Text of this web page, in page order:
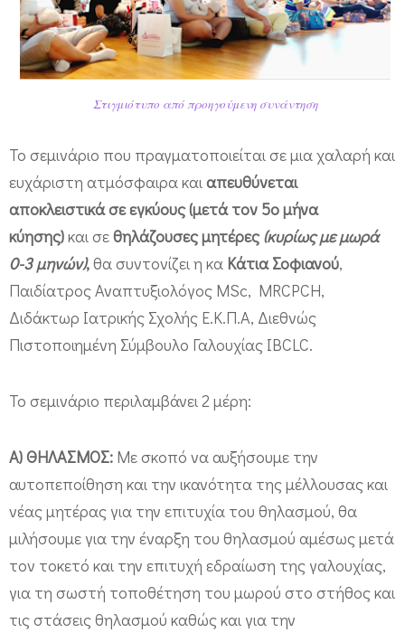
λ
α
σ
μ
ό
ς
,
φ
ο
ν
δ
α
κ
α
Στιγμιότυπο από προηγούμενη συνάντηση
Το σεμινάριο που πραγματοποιείται σε μια χαλαρή και
ευχάριστη ατμόσφαιρα καιαπευθύνεται
αποκλειστικά σε εγκύους (μετά τον 5ο μήνα
κύησης)και σεθηλάζουσες μητέρες(κυρίως με μωρά
0-3 μηνών),θα συντονίζει η κα Κάτια Σοφιανού,
Παιδίατρος Αναπτυξιολόγος MSc, MRCPCH,
Διδάκτωρ Ιατρικής Σχολής Ε.Κ.Π.Α, Διεθνώς
Πιστοποιημένη Σύμβουλο Γαλουχίας IBCLC.
Το σεμινάριο περιλαμβάνει 2 μέρη:
Α) ΘΗΛΑΣΜΟΣ: Με σκοπό να αυξήσουμε την
αυτοπεποίθηση και την ικανότητα της μέλλουσας και
νέας μητέρας για την επιτυχία του θηλασμού, θα
μιλήσουμε για την έναρξη του θηλασμού αμέσως μετά
τον τοκετό και την επιτυχή εδραίωση της γαλουχίας,
για τη σωστή τοποθέτηση του μωρού στο στήθος και
τις στάσεις θηλασμού καθώς και για την